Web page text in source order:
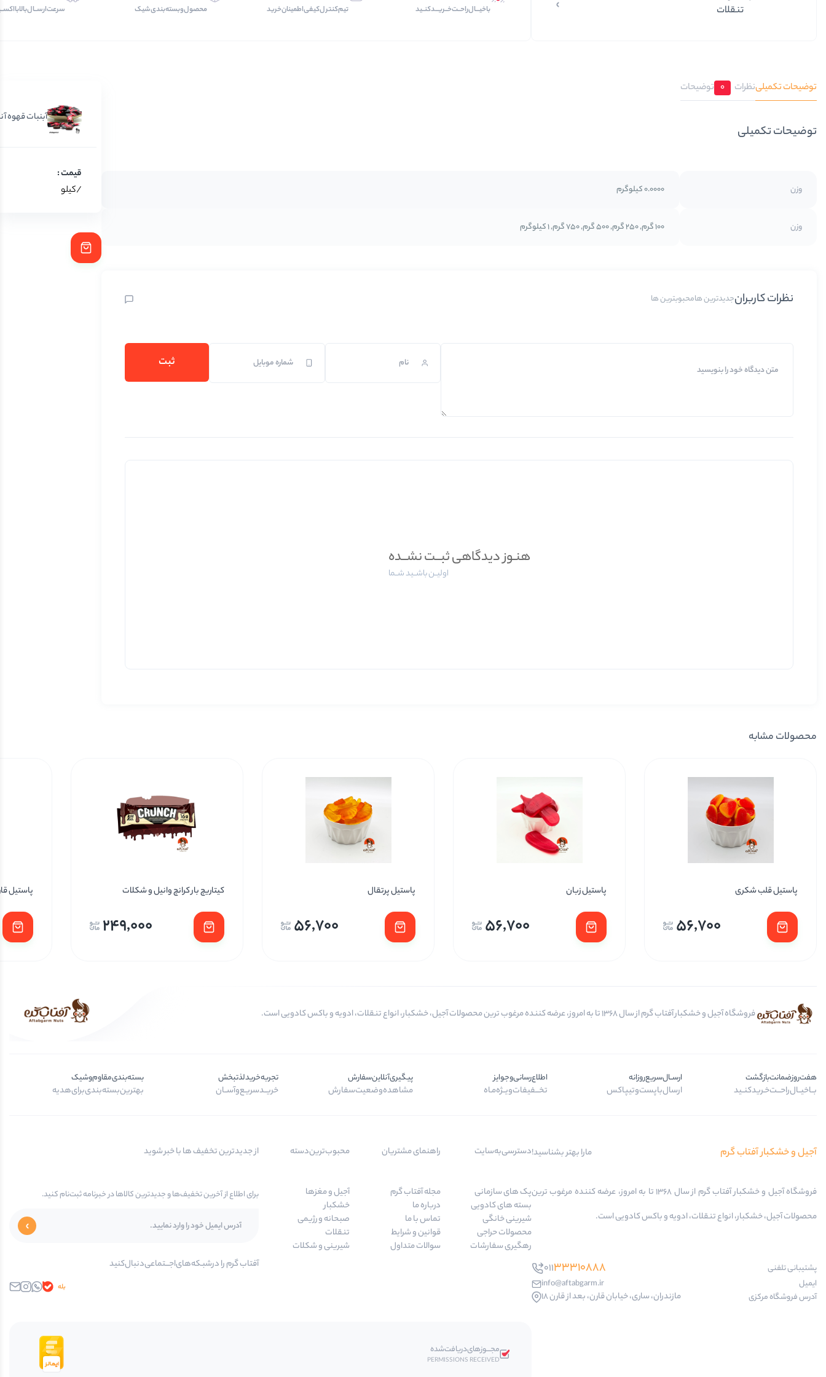
تنقلات با‌خیـــال‌راحــت‌‌‌خــریـــد‌کنــید تیم‌کنترل‌کیفی‌اطمینان‌خرید محصول‌و‌بسته‌بندی‌‌شیک
توضیحات تکمیلینظرات 0 توضیحات
توضیحات تکمیلی
وزن 0.0000 کیلوگرم
وزن 100 گرم, 250 گرم, 500 گرم, 750 گرم, 1 کیلوگرم
نظرات کاربرانجدیدترین هامحبوبترین ها
هنـوز دیدگاهی ثبــت نشــده
اولیــن باشــید شــما
آبنبات قهوه
/کیلو
محصولات مشابه
پاستیل قلب شکری
56,700
پاستیل زبان
56,700
پاستیل پرتقال
56,700
کیتاریچ بار کرانچ وانیل و شکلات
249,000
پاستیل
فروشگاه آجیل و خشکبار آفتاب گرم از سال 1368 تا به امروز، عرضه کننده مرغوب ترین محصولات آجیل، خشکبار، انواع تنقلات، ادویه و باکس کادویی است.
هفت‌روز‌ضمانت‌بازگشت
بــا‌خیــال‌راحـــت‌خـرید‌کنــید
ارســال‌سریع‌روزانه
ارسال‌با‌پست‌و‌تیپاکس
اطلاع‌رسانی‌و‌جوایز
تخـــفیفات‌ویــژه‌مـاه
پیگیری‌آنلاین‌سفارش
مشاهده‌وضعیت‌سفارش
تجربه‌خرید‌لذتبخش
خریــد‌سریـع‌و‌آســان
بسته‌بندی‌مقاوم‌وشیک
بهترین‌بسته‌بندی‌برای‌هدیه
آجیل و خشکبار آفتاب گرم مارا بهتر بشناسید!
فروشگاه آجیل و خشکبار آفتاب گرم از سال 1368 تا به امروز، عرضه کننده مرغوب ترین
محصولات آجیل، خشکبار، انواع تنقلات، ادویه و باکس کادویی است.
پشتیبانی تلفنی 01133310888
ایمیل
info@aftabgarm.ir
آدرس‌ فروشگاه مرکزی
مازندران، ساری، خیابان قارن، بعد از قارن 18
دسترسی‌به‌سایت
پک های سازمانی
بسته های کادویی
شیرینی خانگی
محصولات حراجی
رهگیری سفارشات
راهنمای مشتریان
مجله آفتاب گرم
درباره ما
تماس با ما
قوانین و شرایط
سوالات متداول
محبوب‌ترین‌دسته‌
آجیل و مغزها
خشکبار
صبحانه و رژیمی
تنقلات
شیرینی و شکلات
از جدیدترین تخفیف ها با خبر شوید
برای اطلاع از آخرین تخفیف‌ها و جدیدترین کالاها در خبرنامه ثبت‌نام کنید.
آفتاب گرم را در‌‌شبـکه‌های‌اجـــتماعی‌دنبال‌کنید
بلهواتساپ
اینستاگرامایمیل
مجـــوز‌های‌دریافت‌شده
PERMISSIONS RECEIVED